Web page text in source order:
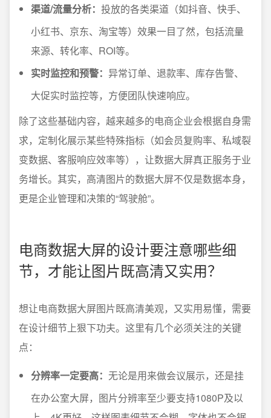
渠道/流量分析： 投放的各类渠道（如抖音、快手、
小红书、京东、淘宝等）效果一目了然，包括流量
来源、转化率、ROI等。
实时监控和预警： 异常订单、退款率、库存告警、
大促实时监控等，方便团队快速响应。
除了这些基础内容，越来越多的电商企业会根据自身需
求，定制化展示某些特殊指标（如会员复购率、私域裂
变数据、客服响应效率等），让数据大屏真正服务于业
务增长。其实，高清图片的数据大屏不仅是数据本身，
更是企业管理和决策的“驾驶舱”。
电商数据大屏的设计要注意哪些细
节，才能让图片既高清又实用？
想让电商数据大屏图片既高清美观，又实用易懂，需要
在设计细节上狠下功夫。这里有几个必须关注的关键
点：
分辨率一定要高： 无论是用来做会议展示，还是挂
在办公室大屏，图片分辨率至少要支持1080P及以